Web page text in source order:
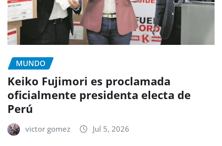
MUNDO
Keiko Fujimori es proclamada
oficialmente presidenta electa de
Perú
victor gomez Jul 5, 2026